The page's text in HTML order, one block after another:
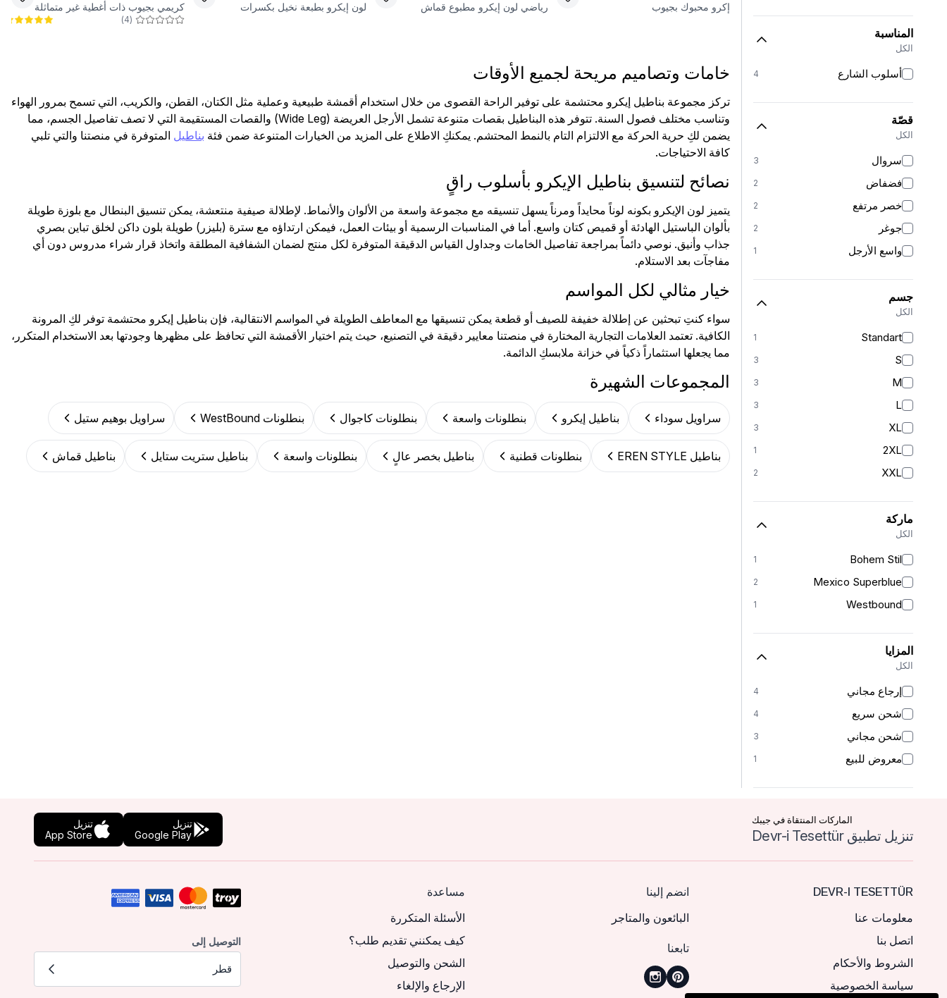
المناسبة
الكل
أسلوب الشارع 4
قصّة
الكل
سروال 3
فضفاض 2
خصر مرتفع 2
جوغر 2
واسع الأرجل 1
جسم
الكل
Standart
1
S
3
M
3
L
3
XL
3
2XL
1
XXL
2
ماركة
الكل
Bohem Stil
1
Mexico Superblue
2
Westbound
1
المزايا
الكل
إرجاع مجاني 4
شحن سريع 4
شحن مجاني 3
معروض للبيع 1
إكرو محبوك بجيوب
رياضي لون إيكرو مطبوع قماش
لون إيكرو بطبعة نخيل بكسرات
كريمي بجيوب ذات أغطية غير متماثلة
(
4
)
خامات وتصاميم مريحة لجميع الأوقات
تركز مجموعة بناطيل إيكرو محتشمة على توفير الراحة القصوى من خلال استخدام أقمشة طبيعية وعملية مثل الكتان، القطن، والكريب، التي تسمح بمرور الهواء
وتناسب مختلف فصول السنة. تتوفر هذه البناطيل بقصات متنوعة تشمل الأرجل العريضة (Wide Leg) والقصات المستقيمة التي لا تصف تفاصيل الجسم، مما
يضمن لكِ حرية الحركة مع الالتزام التام بالنمط المحتشم. يمكنكِ الاطلاع على المزيد من الخيارات المتنوعة ضمن فئة بناطيل المتوفرة في منصتنا والتي تلبي
كافة الاحتياجات.
نصائح لتنسيق بناطيل الإيكرو بأسلوب راقٍ
يتميز لون الإيكرو بكونه لوناً محايداً ومرناً يسهل تنسيقه مع مجموعة واسعة من الألوان والأنماط. لإطلالة صيفية منتعشة، يمكن تنسيق البنطال مع بلوزة طويلة
بألوان الباستيل الهادئة أو قميص كتان واسع. أما في المناسبات الرسمية أو بيئات العمل، فيمكن ارتداؤه مع سترة (بليزر) طويلة بلون داكن لخلق تباين بصري
جذاب وأنيق. نوصي دائماً بمراجعة تفاصيل الخامات وجداول القياس الدقيقة المتوفرة لكل منتج لضمان الشفافية المطلقة واتخاذ قرار شراء مدروس دون أي
مفاجآت بعد الاستلام.
خيار مثالي لكل المواسم
سواء كنتِ تبحثين عن إطلالة خفيفة للصيف أو قطعة يمكن تنسيقها مع المعاطف الطويلة في المواسم الانتقالية، فإن بناطيل إيكرو محتشمة توفر لكِ المرونة
الكافية. تعتمد العلامات التجارية المختارة في منصتنا معايير دقيقة في التصنيع، حيث يتم اختيار الأقمشة التي تحافظ على مظهرها وجودتها بعد الاستخدام المتكرر،
مما يجعلها استثماراً ذكياً في خزانة ملابسكِ الدائمة.
المجموعات الشهيرة
سراويل سوداء بناطيل إيكرو بنطلونات واسعة بنطلونات كاجوال بنطلونات WestBound سراويل بوهيم ستيل
بناطيل EREN STYLE بنطلونات قطنية بناطيل بخصر عالٍ بنطلونات واسعة بناطيل ستريت ستايل بناطيل قماش
الماركات المنتقاة في جيبك
تنزيل تطبيق Devr-i Tesettür
تنزيل
Google Play
تنزيل
App Store
DEVR-I TESETTÜR
معلومات عنا
اتصل بنا
الشروط والأحكام
سياسة الخصوصية
انضم إلينا
البائعون والمتاجر
تابعنا
مساعدة
الأسئلة المتكررة
كيف يمكنني تقديم طلب؟
الشحن والتوصيل
الإرجاع والإلغاء
التوصيل إلى
قطر